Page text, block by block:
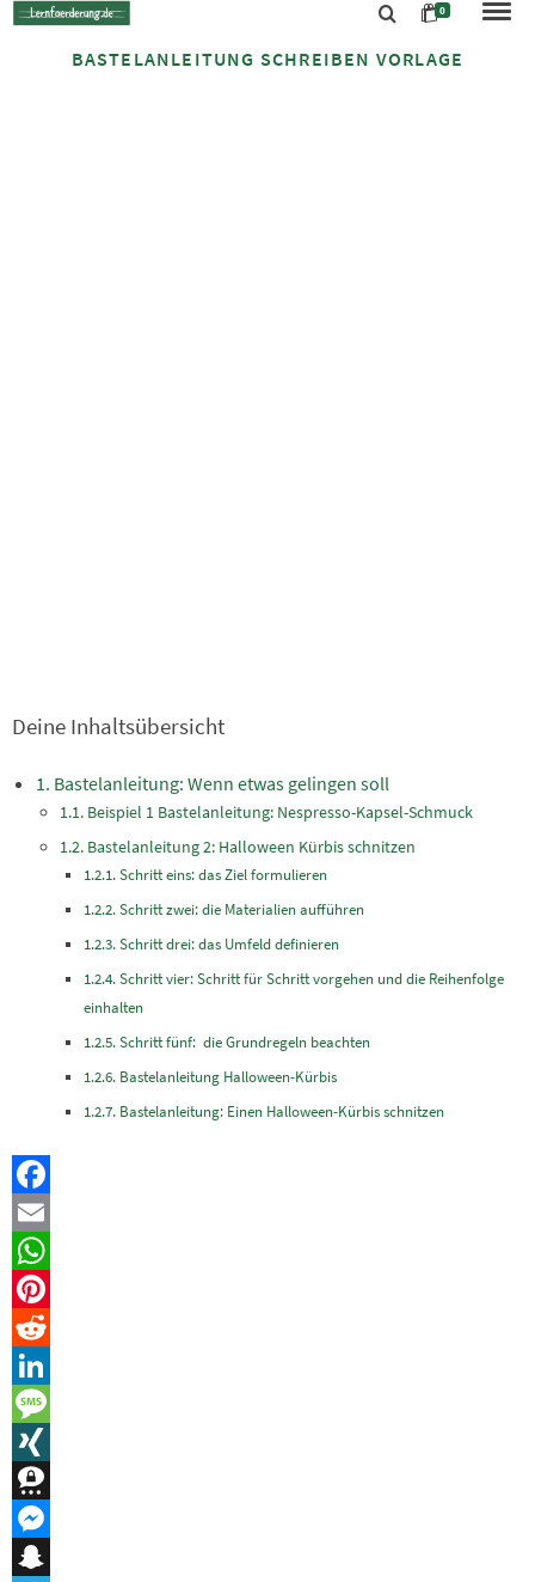
0
BASTELANLEITUNG SCHREIBEN VORLAGE
Deine Inhaltsübersicht
Bastelanleitung: Wenn etwas gelingen soll
Beispiel 1 Bastelanleitung: Nespresso-Kapsel-Schmuck
Bastelanleitung 2: Halloween Kürbis schnitzen
Schritt eins: das Ziel formulieren
Schritt zwei: die Materialien aufführen
Schritt drei: das Umfeld definieren
Schritt vier: Schritt für Schritt vorgehen und die Reihenfolge
einhalten
Schritt fünf: die Grundregeln beachten
Bastelanleitung Halloween-Kürbis
Bastelanleitung: Einen Halloween-Kürbis schnitzen
Facebook
Email
WhatsApp
Pinterest
Reddit
LinkedIn
Message
XING
Threema
Messenger